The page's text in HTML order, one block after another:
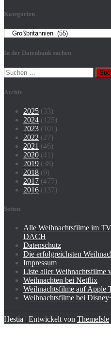
Kategorien
Kategorien
In der Datenbank suchen
Suchen
nach:
Archiv
2025 (33)
2024 (125)
2023 (101)
2022 (27)
2021 (46)
2020 (41)
2019 (38)
2018 (9)
2017 (477)
2016 (137)
Seiten
Alle Weihnachtsfilme im
DACH
Datenschutz
Die erfolgreichsten
Impressum
Liste aller Weihnachtsfilme
Weihnachten bei Netflix
Weihnachtsfilme auf Apple
Weihnachtsfilme bei
Hestia | Entwickelt von ThemeIsle